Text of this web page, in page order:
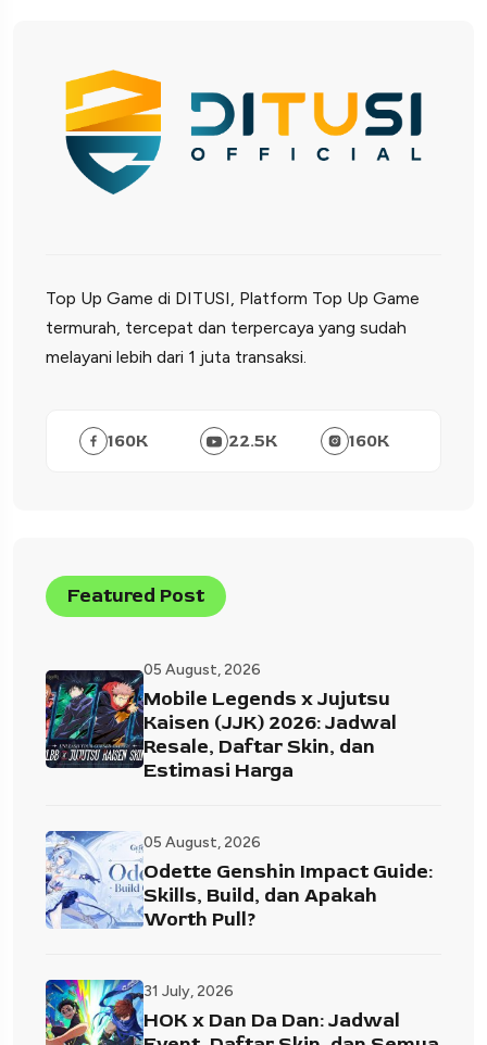
Top Up Game di DITUSI, Platform Top Up Game
termurah, tercepat dan terpercaya yang sudah
melayani lebih dari 1 juta transaksi.
160K 22.5K 160K
Featured Post
05 August, 2026
Mobile Legends x Jujutsu
Kaisen (JJK) 2026: Jadwal
Resale, Daftar Skin, dan
Estimasi Harga
05 August, 2026
Odette Genshin Impact Guide:
Skills, Build, dan Apakah
Worth Pull?
31 July, 2026
HOK x Dan Da Dan: Jadwal